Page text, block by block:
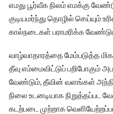
எமது பூர்வீக நிலம் எமக்கு
குடியமர்ந்து தொழில் செய்யும்
கால்நடைகள் பராமரிக்க
வாழ்வாதாரத்தை மேம்படுத்த
தீவு எம்மைவிட்டுப் பறிபோகும்
வேண்டும், தீவின் வளங்கள்
நிலை உடனடியாக நிறுத்தப்பட
கடற்படை முற்றாக